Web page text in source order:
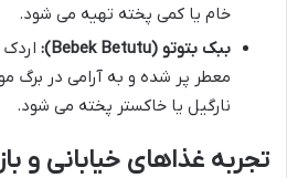
خام یا کمی پخته تهیه می شود.
ببک بتوتو (Bebek Betutu):
معطر پر شده و به آرامی در برگ
نارگیل یا خاکستر پخته می شود.
تجربه غذاهای خیابانی و